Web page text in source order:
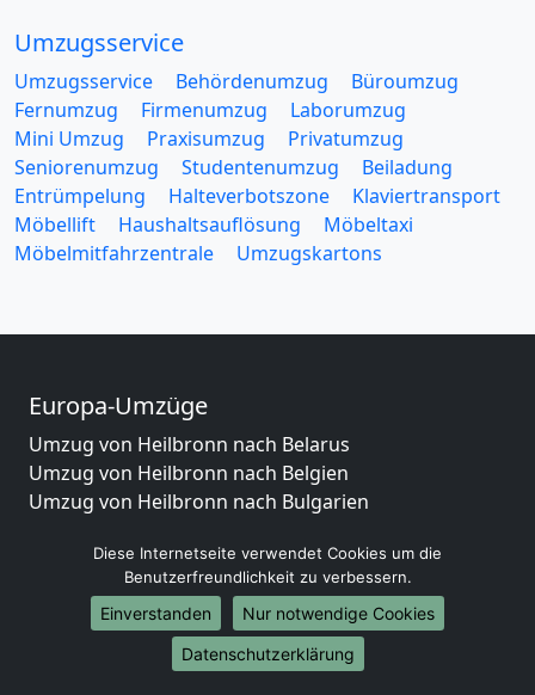
Umzugsservice
Umzugsservice Behördenumzug
Büroumzug
Fernumzug
Firmenumzug
Laborumzug
Mini Umzug
Praxisumzug
Privatumzug
Seniorenumzug
Studentenumzug
Beiladung
Entrümpelung
Halteverbotszone
Klaviertransport
Möbellift
Haushaltsauflösung
Möbeltaxi
Möbelmitfahrzentrale
Umzugskartons
Europa-Umzüge
Umzug von Heilbronn nach Belarus
Umzug von Heilbronn nach Belgien
Umzug von Heilbronn nach Bulgarien
Umzug von Heilbronn nach England
Umzug von Heilbronn nach Portugal
Umzug von Heilbronn nach Bosnien
und Herzegowina
Umzug von Heilbronn nach Irland
Diese Internetseite verwendet Cookies um die
Benutzerfreundlichkeit zu verbessern.
Einverstanden
Nur notwendige Cookies
Datenschutzerklärung